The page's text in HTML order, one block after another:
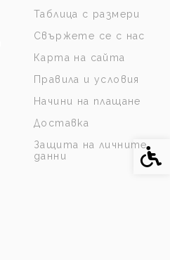
Таблица с размери
Свържете се с нас
Карта на сайта
Правила и условия
Начини на плащане
Доставка
Защита на личните
данни